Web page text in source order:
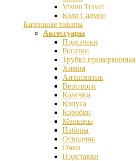
Vision Travel
Кола Салмон
Карповые товары
Аксессуары
Подсачеки
Рогатки
Трубка прикормочная
Химия
Антисептик
Вертлюги
Колечки
Конуса
Коробки
Маркеры
Наборы
Отводчик
Очки
Подставки